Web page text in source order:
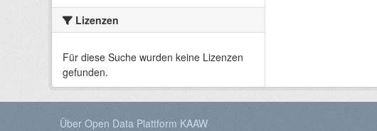
Lizenzen
Für diese Suche wurden keine Lizenzen
gefunden.
Über Open Data Plattform KAAW